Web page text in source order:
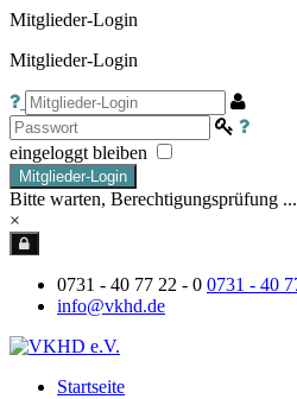
Mitglieder-Login
Mitglieder-Login
eingeloggt bleiben
Mitglieder-Login
Bitte warten, Berechtigungsprüfung ...
×
0731 - 40 77 22 - 0 0731 - 40
info@vkhd.de
Startseite